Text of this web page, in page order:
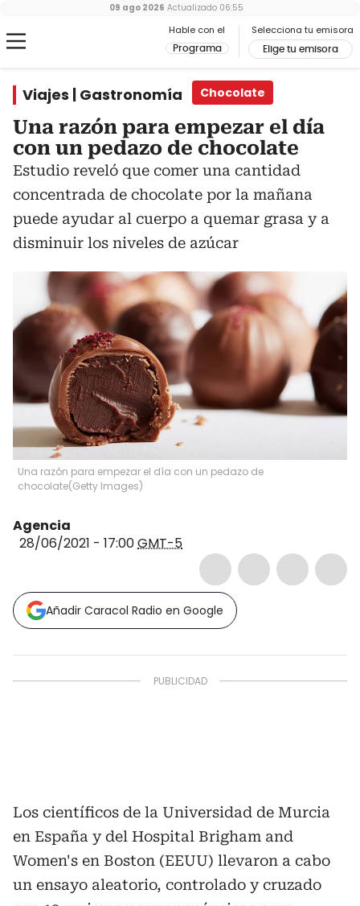
Hable con el
Programa
Selecciona tu emisora
Elige tu emisora
09 ago 2026 Actualizado 06:55
Viajes | Gastronomía Chocolate
Una razón para empezar el día
con un pedazo de chocolate
Estudio reveló que comer una cantidad
concentrada de chocolate por la mañana
puede ayudar al cuerpo a quemar grasa y a
disminuir los niveles de azúcar
Una razón para empezar el día con un pedazo de
chocolate(Getty Images)
Agencia
28/06/2021 - 17:00GMT-5
Añadir Caracol Radio en Google
Los científicos de la Universidad de Murcia
en España y del Hospital Brigham and
Women's en Boston (EEUU) llevaron a cabo
un ensayo aleatorio, controlado y cruzado